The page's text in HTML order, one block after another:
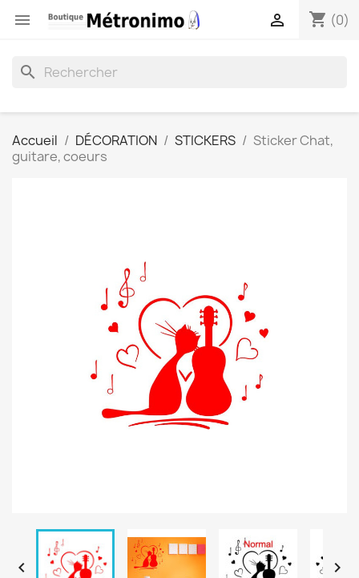
 shopping_cart (0)

search
Accueil DÉCORATION STICKERS
Sticker Chat,
guitare, coeurs
 